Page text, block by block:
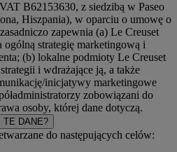
B62153630, z siedzibą w Paseo
Hiszpania), w oparciu o umowę o
zapewnia (a) Le Creuset
strategię marketingową i
(b) lokalne podmioty Le Creuset
i wdrażające ją, a także
inicjatywy marketingowe
zobowiązani do
osoby, której dane dotyczą.
TE DANE?
do następujących celów: